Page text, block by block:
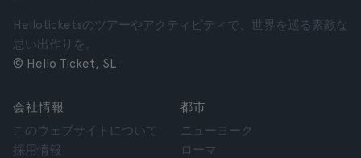
Helloticketsのツアーやアクティビティで、世界を巡る素敵な
思い出作りを。
© Hello Ticket, SL.
会社情報
このウェブサイトについて
採用情報
都市
ニューヨーク
ローマ